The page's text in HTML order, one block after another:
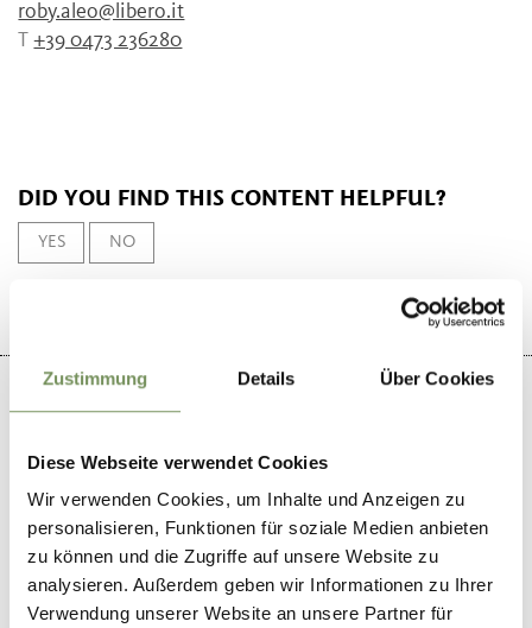
Zustimmung Details Über Cookies
Diese Webseite verwendet Cookies
Wir verwenden Cookies, um Inhalte und Anzeigen zu
personalisieren, Funktionen für soziale Medien anbieten
zu können und die Zugriffe auf unsere Website zu
analysieren. Außerdem geben wir Informationen zu Ihrer
Verwendung unserer Website an unsere Partner für
roby.aleo@libero.it
T+39 0473 236280
DID YOU FIND THIS CONTENT HELPFUL?
YES NO
−